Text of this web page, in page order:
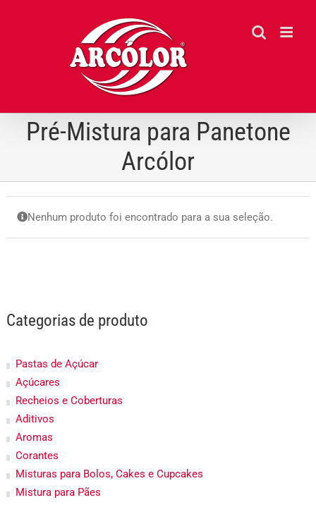
Pré-Mistura para Panetone
Arcólor
Nenhum produto foi encontrado para a sua seleção.
Categorias de produto
Pastas de Açúcar
Açúcares
Recheios e Coberturas
Aditivos
Aromas
Corantes
Misturas para Bolos, Cakes e Cupcakes
Mistura para Pães